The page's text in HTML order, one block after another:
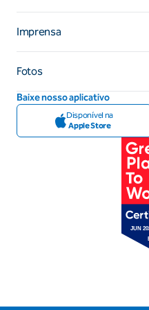
Imprensa
Fotos
Baixe nosso aplicativo
Disponível na
Apple Store